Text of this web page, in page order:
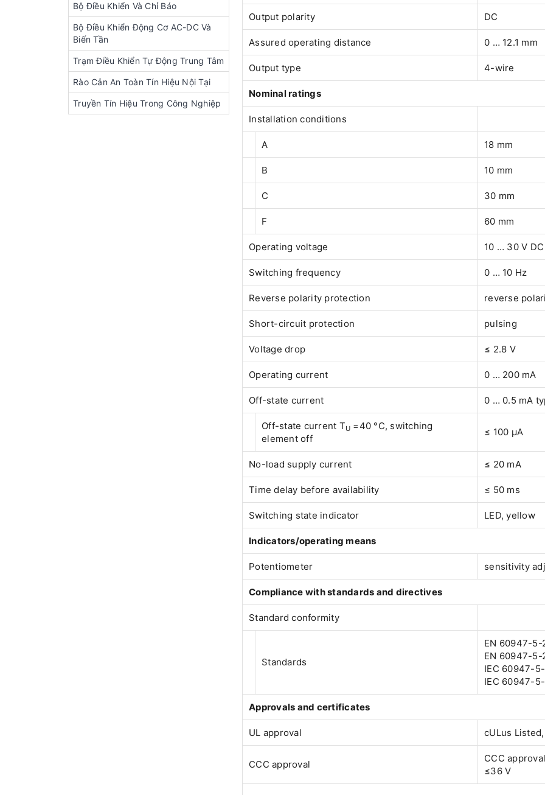
Bộ Điều Khiển Và Chỉ Báo
Bộ Điều Khiển Động Cơ AC-DC Và
Biến Tần
Trạm Điều Khiển Tự Động Trung Tâm
Rào Cản An Toàn Tín Hiệu Nội Tại
Truyền Tín Hiệu Trong Công Nghiệp
Output polarity DC
Assured operating distance 0 … 12.1 mm
Output type 4-wire
Nominal ratings
Installation conditions
A 18 mm
B 10 mm
C 30 mm
F 60 mm
Operating voltage 10 … 30 V DC
Switching frequency 0 … 10 Hz
Reverse polarity protection reverse
Short-circuit protection pulsing
Voltage drop ≤ 2.8 V
Operating current 0 … 200 mA
Off-state current 0 … 0.5 mA
Off-state current TU =40 °C, switching
element off
≤ 100 µA
No-load supply current ≤ 20 mA
Time delay before availability ≤ 50 ms
Switching state indicator LED, yellow
Indicators/operating means
Potentiometer sensitivity
Compliance with standards and directives
Standard conformity
Standards
EN 60947-5-
EN 60947-5-
IEC 60947-
IEC 60947-
Approvals and certificates
UL approval cULus
CCC approval
CCC
≤36 V